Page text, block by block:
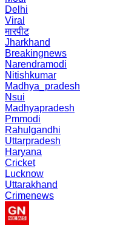
Delhi
Viral
मारपीट
Jharkhand
Breakingnews
Narendramodi
Nitishkumar
Madhya_pradesh
Nsui
Madhyapradesh
Pmmodi
Rahulgandhi
Uttarpradesh
Haryana
Cricket
Lucknow
Uttarakhand
Crimenews